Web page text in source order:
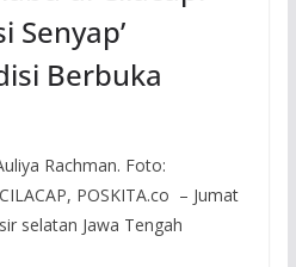
Senyap’
Berbuka
Rachman. Foto:
POSKITA.co – Jumat
selatan Jawa Tengah